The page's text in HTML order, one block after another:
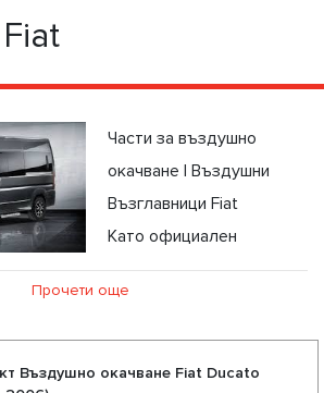
Fiat
Части за въздушно
окачване | Въздушни
Възглавници Fiat
Като официален
за въздушно окачване, ние
възглавници, компресор за
амортисьори за Fiat на
възможност за експресна доставка.
Прочети още
Въздушно окачване Fiat Ducato